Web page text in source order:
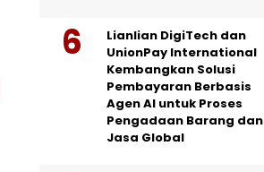
Lianlian DigiTech dan
UnionPay International
Kembangkan Solusi
Pembayaran Berbasis
Agen AI untuk Proses
Pengadaan Barang dan
Jasa Global